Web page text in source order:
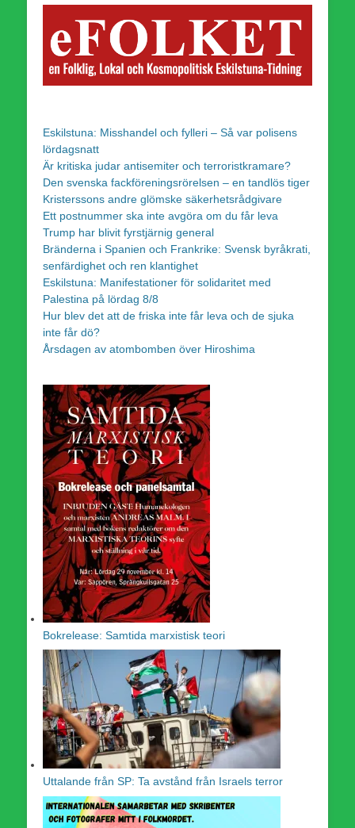
Eskilstuna: Misshandel och fylleri – Så var polisens
lördagsnatt
Är kritiska judar antisemiter och terroristkramare?
Den svenska fackföreningsrörelsen – en tandlös tiger
Kristerssons andre glömske säkerhetsrådgivare
Ett postnummer ska inte avgöra om du får leva
Trump har blivit fyrstjärnig general
Bränderna i Spanien och Frankrike: Svensk byråkrati,
senfärdighet och ren klantighet
Eskilstuna: Manifestationer för solidaritet med
Palestina på lördag 8/8
Hur blev det att de friska inte får leva och de sjuka
inte får dö?
Årsdagen av atombomben över Hiroshima
Bokrelease: Samtida marxistisk teori
Uttalande från SP: Ta avstånd från Israels terror